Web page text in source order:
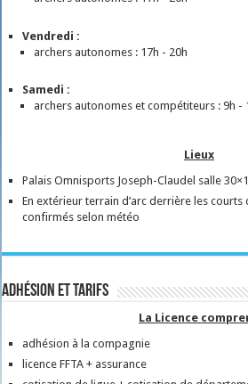
Vendredi :
archers autonomes : 17h - 20h
Samedi :
archers autonomes et compétiteurs : 9h -
Lieux
Palais Omnisports Joseph-Claudel salle
En extérieur terrain d’arc derrière les courts
confirmés selon météo
Adhésion et tarifs
La Licence
adhésion à la compagnie
licence FFTA + assurance